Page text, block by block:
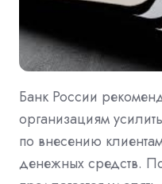
Банк России
организациям
по внесению
денежных средств.